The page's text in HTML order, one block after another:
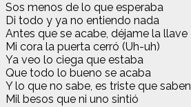
Sos menos de lo que esperaba
Di todo y ya no entiendo nada
Antes que se acabe, déjame la llave
Mi cora la puerta cerró (Uh-uh)
Ya veo lo ciega que estaba
Que todo lo bueno se acaba
Y lo que no sabe, es triste que saben
Mil besos que ni uno sintió